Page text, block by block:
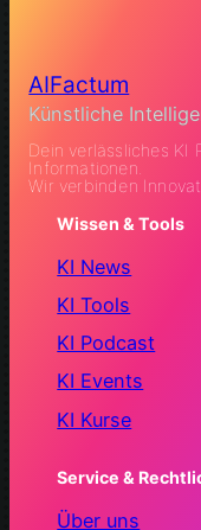
AIFactum
Künstliche
Dein verlässliches KI
Informationen.
Wir verbinden
Wissen & Tools
KI News
KI Tools
KI Podcast
KI Events
KI Kurse
Service &
Über uns